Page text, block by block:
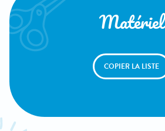
Matériel
COPIER LA LISTE